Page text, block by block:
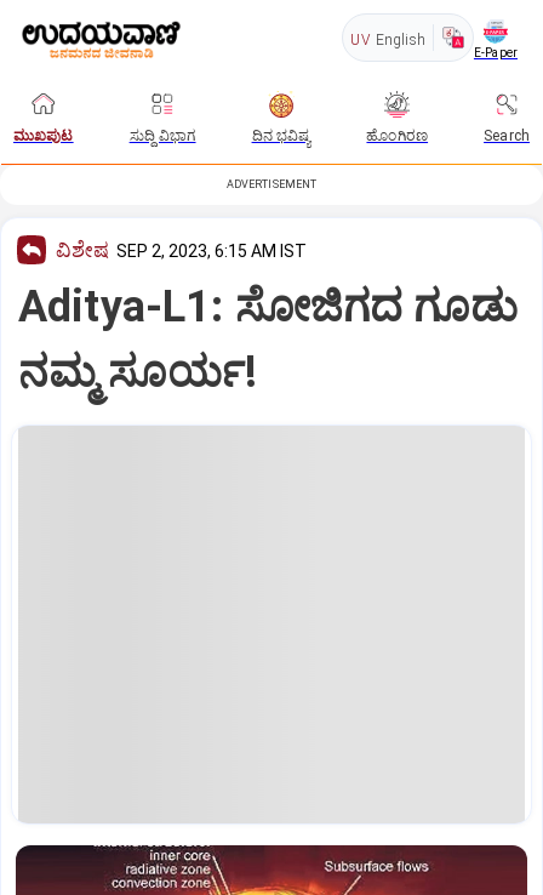
UV English
E-Paper
ಮುಖಪುಟ ಸುದ್ದಿ ವಿಭಾಗ ದಿನ ಭವಿಷ್ಯ ಹೊಂಗಿರಣ Search
ADVERTISEMENT
ವಿಶೇಷ SEP 2, 2023, 6:15 AM IST
Aditya-L1: ಸೋಜಿಗದ ಗೂಡು
ನಮ್ಮ ಸೂರ್ಯ!